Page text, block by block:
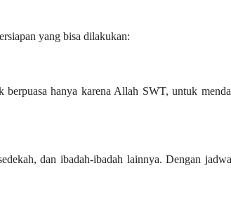
yang bisa dilakukan:
hanya karena Allah SWT, untuk
dan ibadah-ibadah lainnya. Dengan